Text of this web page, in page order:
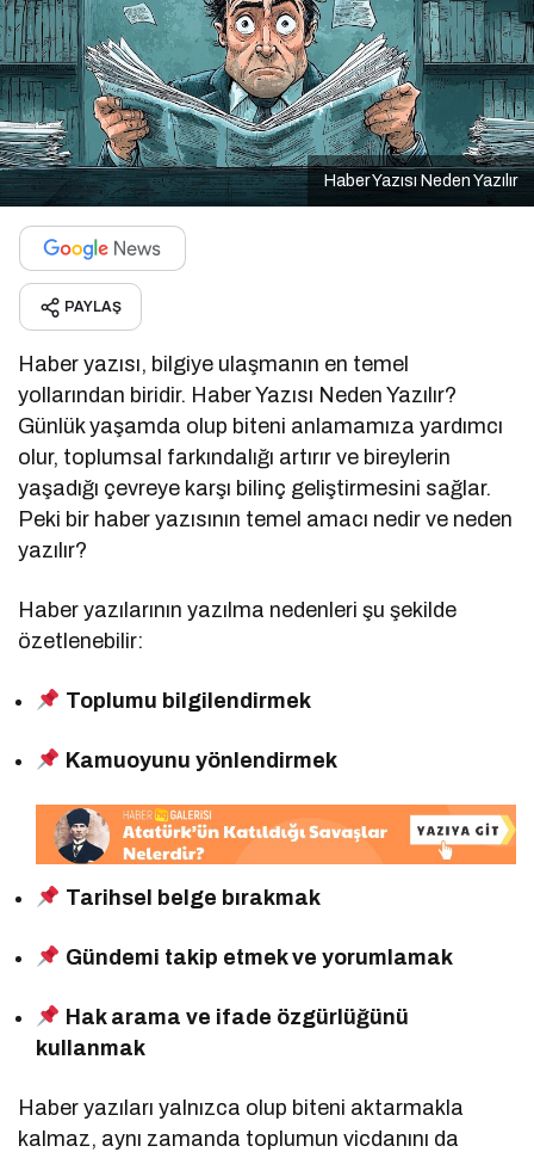
Haber Yazısı Neden Yazılır
PAYLAŞ
Haber yazısı, bilgiye ulaşmanın en temel
yollarından biridir. Haber Yazısı Neden Yazılır?
Günlük yaşamda olup biteni anlamamıza yardımcı
olur, toplumsal farkındalığı artırır ve bireylerin
yaşadığı çevreye karşı bilinç geliştirmesini sağlar.
Peki bir haber yazısının temel amacı nedir ve neden
yazılır?
Haber yazılarının yazılma nedenleri şu şekilde
özetlenebilir:
Toplumu bilgilendirmek
Kamuoyunu yönlendirmek
Tarihsel belge bırakmak
Gündemi takip etmek ve yorumlamak
Hak arama ve ifade özgürlüğünü
kullanmak
Haber yazıları yalnızca olup biteni aktarmakla
kalmaz, aynı zamanda toplumun vicdanını da